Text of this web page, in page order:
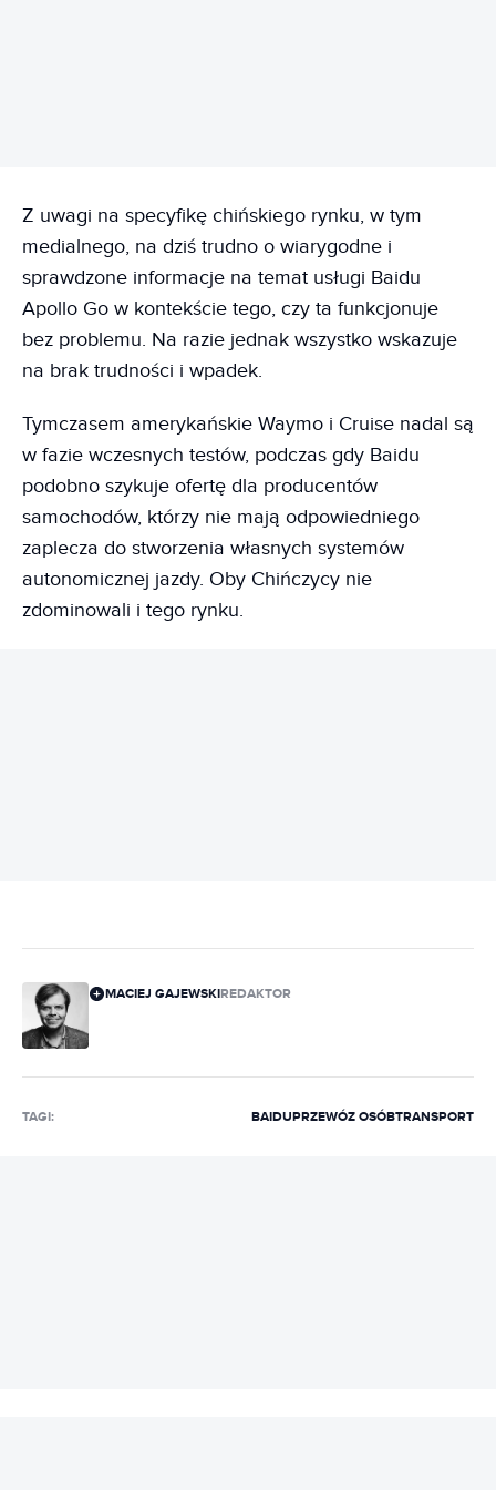
Z uwagi na specyfikę chińskiego rynku, w tym
medialnego, na dziś trudno o wiarygodne i
sprawdzone informacje na temat usługi Baidu
Apollo Go w kontekście tego, czy ta funkcjonuje
bez problemu. Na razie jednak wszystko wskazuje
na brak trudności i wpadek.
Tymczasem amerykańskie Waymo i Cruise nadal są
w fazie wczesnych testów, podczas gdy Baidu
podobno szykuje ofertę dla producentów
samochodów, którzy nie mają odpowiedniego
zaplecza do stworzenia własnych systemów
autonomicznej jazdy. Oby Chińczycy nie
zdominowali i tego rynku.
MACIEJ GAJEWSKIREDAKTOR
TAGI: BAIDUPRZEWÓZ OSÓBTRANSPORT